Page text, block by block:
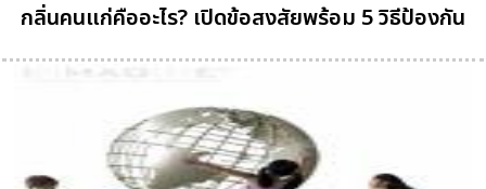
กลิ่นคนแก่คืออะไร? เปิดข้อสงสัยพร้อม 5 วิธีป้องกัน